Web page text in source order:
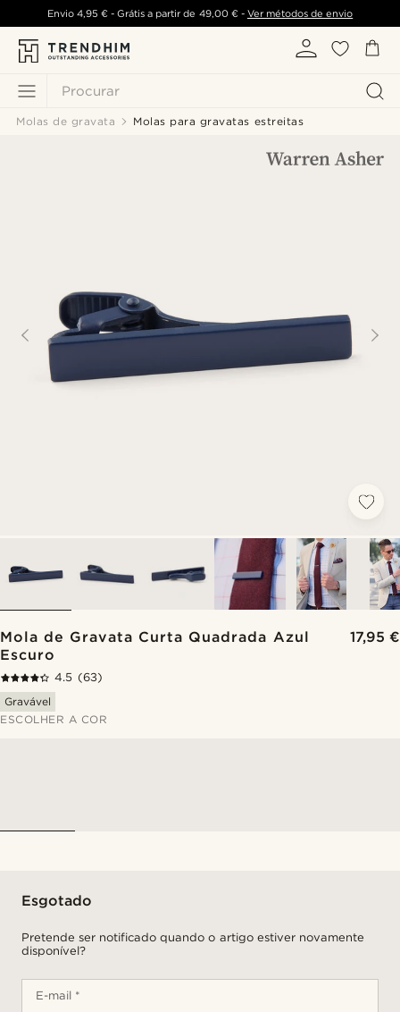
Procurar
Envio 4,95 €- Grátis a partir de 49,00 €- Ver métodos de envio
Molas de gravata Molas para gravatas estreitas
Mola de Gravata Curta Quadrada Azul
Escuro
17,95 €
4.5 (63)
Gravável
ESCOLHER A COR
Esgotado
Pretende ser notificado quando o artigo estiver novamente
disponível?
E-mail *